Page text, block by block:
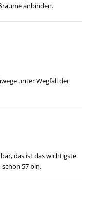
anbinden.
unter Wegfall der
das ist das wichtigste.
57 bin.